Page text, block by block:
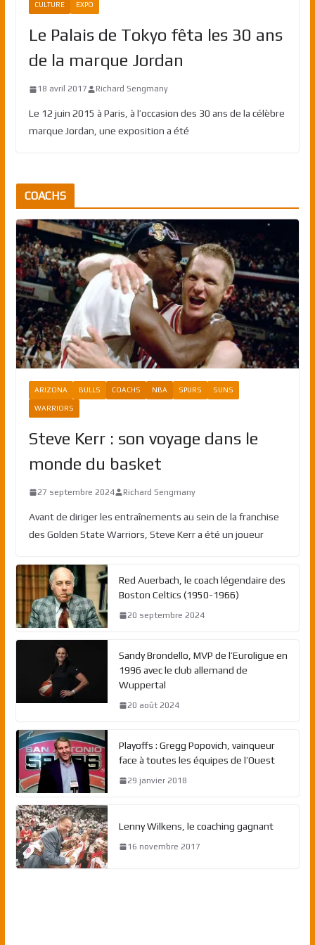
CULTURE EXPO
Le Palais de Tokyo fêta les 30 ans
de la marque Jordan
18 avril 2017 Richard Sengmany
Le 12 juin 2015 à Paris, à l’occasion des 30 ans de la célèbre
marque Jordan, une exposition a été
COACHS
ARIZONA BULLS COACHS NBA SPURS SUNS
WARRIORS
Steve Kerr : son voyage dans le
monde du basket
27 septembre 2024 Richard Sengmany
Avant de diriger les entraînements au sein de la franchise
des Golden State Warriors, Steve Kerr a été un joueur
Red Auerbach, le coach légendaire des
Boston Celtics (1950-1966)
20 septembre 2024
Sandy Brondello, MVP de l’Euroligue en
1996 avec le club allemand de
Wuppertal
20 août 2024
Playoffs : Gregg Popovich, vainqueur
face à toutes les équipes de l’Ouest
29 janvier 2018
Lenny Wilkens, le coaching gagnant
16 novembre 2017